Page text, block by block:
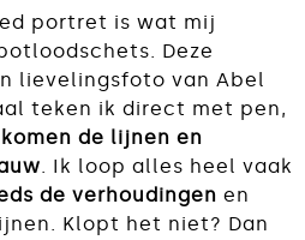
portret is wat mij
Deze
lievelingsfoto van Abel
teken ik direct met pen,
de lijnen en
. Ik loop alles heel vaak
de verhoudingen en
Klopt het niet? Dan